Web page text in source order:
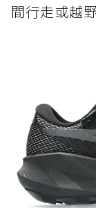
間行走或越